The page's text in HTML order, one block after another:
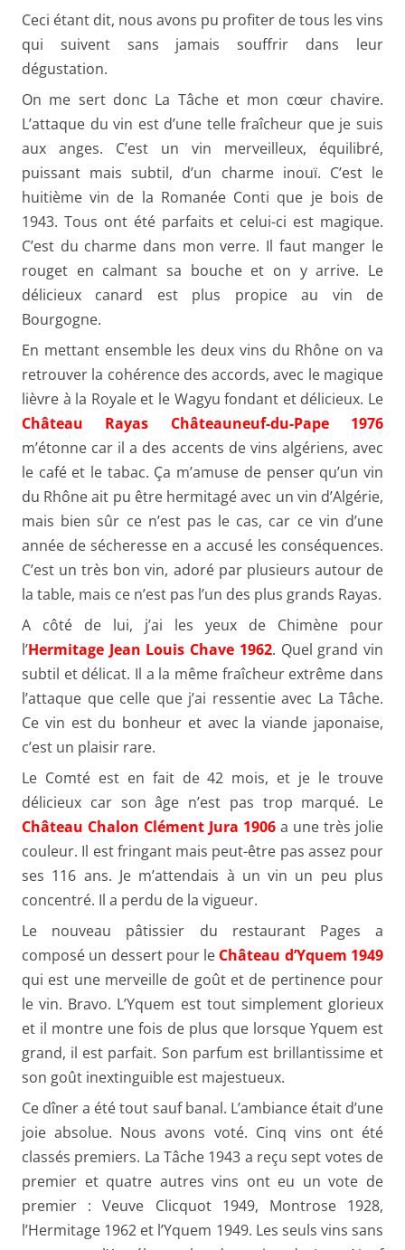
Ceci étant dit, nous avons pu profiter de tous les vins
qui suivent sans jamais souffrir dans leur
dégustation.
On me sert donc La Tâche et mon cœur chavire.
L’attaque du vin est d’une telle fraîcheur que je suis
aux anges. C’est un vin merveilleux, équilibré,
puissant mais subtil, d’un charme inouï. C’est le
huitième vin de la Romanée Conti que je bois de
1943. Tous ont été parfaits et celui-ci est magique.
C’est du charme dans mon verre. Il faut manger le
rouget en calmant sa bouche et on y arrive. Le
délicieux canard est plus propice au vin de
Bourgogne.
En mettant ensemble les deux vins du Rhône on va
retrouver la cohérence des accords, avec le magique
lièvre à la Royale et le Wagyu fondant et délicieux. Le
Château Rayas Châteauneuf-du-Pape 1976
m’étonne car il a des accents de vins algériens, avec
le café et le tabac. Ça m’amuse de penser qu’un vin
du Rhône ait pu être hermitagé avec un vin d’Algérie,
mais bien sûr ce n’est pas le cas, car ce vin d’une
année de sécheresse en a accusé les conséquences.
C’est un très bon vin, adoré par plusieurs autour de
la table, mais ce n’est pas l’un des plus grands Rayas.
A côté de lui, j’ai les yeux de Chimène pour
l’Hermitage Jean Louis Chave 1962. Quel grand vin
subtil et délicat. Il a la même fraîcheur extrême dans
l’attaque que celle que j’ai ressentie avec La Tâche.
Ce vin est du bonheur et avec la viande japonaise,
c’est un plaisir rare.
Le Comté est en fait de 42 mois, et je le trouve
délicieux car son âge n’est pas trop marqué. Le
Château Chalon Clément Jura 1906 a une très jolie
couleur. Il est fringant mais peut-être pas assez pour
ses 116 ans. Je m’attendais à un vin un peu plus
concentré. Il a perdu de la vigueur.
Le nouveau pâtissier du restaurant Pages a
composé un dessert pour le Château d’Yquem 1949
qui est une merveille de goût et de pertinence pour
le vin. Bravo. L’Yquem est tout simplement glorieux
et il montre une fois de plus que lorsque Yquem est
grand, il est parfait. Son parfum est brillantissime et
son goût inextinguible est majestueux.
Ce dîner a été tout sauf banal. L’ambiance était d’une
joie absolue. Nous avons voté. Cinq vins ont été
classés premiers. La Tâche 1943 a reçu sept votes de
premier et quatre autres vins ont eu un vote de
premier : Veuve Clicquot 1949, Montrose 1928,
l’Hermitage 1962 et l’Yquem 1949. Les seuls vins sans